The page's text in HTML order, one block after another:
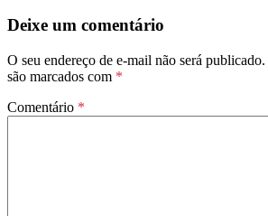
Deixe um comentário
O seu endereço de e-mail não será publicado.
são marcados com *
Comentário *